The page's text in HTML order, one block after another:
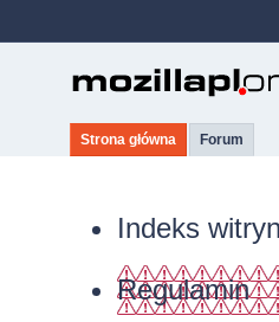
Strona główna Forum
Indeks
Regulamin